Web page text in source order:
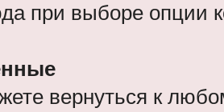
при выборе опции
вернуться к